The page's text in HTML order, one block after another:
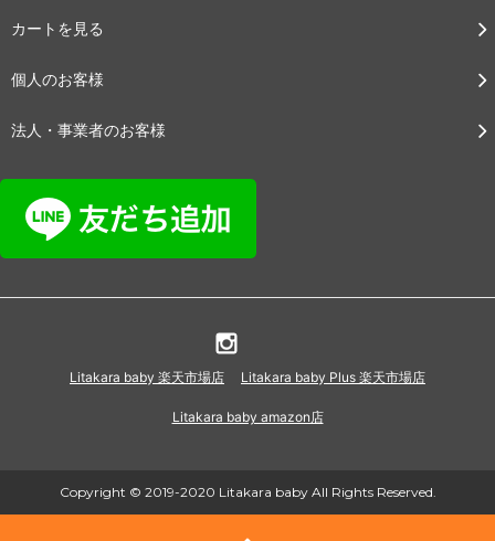
カートを見る
個人のお客様
法人・事業者のお客様
Litakara baby 楽天市場店 Litakara baby Plus 楽天市場店
Litakara baby amazon店
Copyright © 2019-2020 Litakara baby All Rights Reserved.